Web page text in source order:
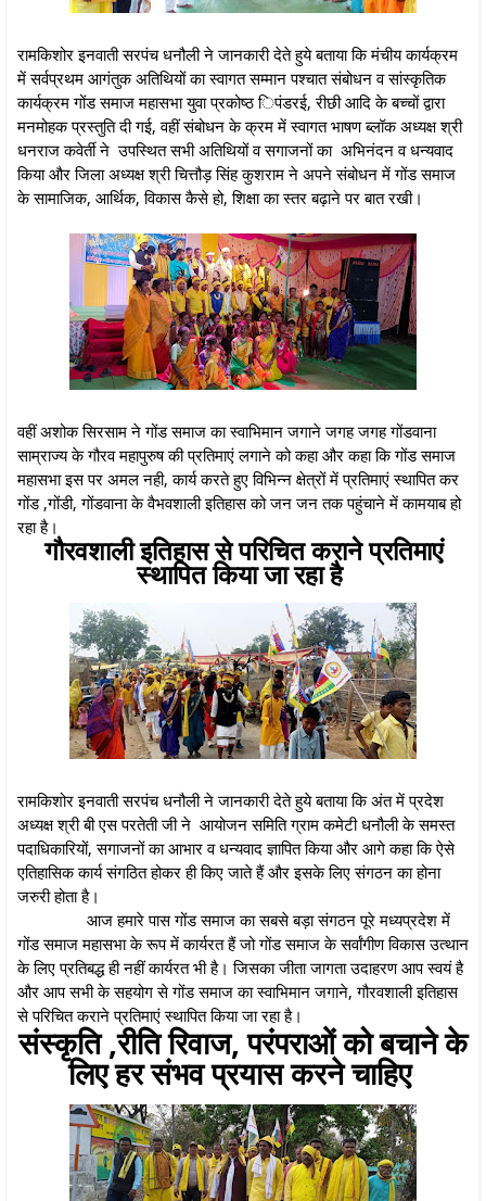
रामकिशोर इनवाती सरपंच धनौली ने जानकारी देते हुये बताया कि मंचीय कार्यक्रम
में सर्वप्रथम आगंतुक अतिथियों का स्वागत सम्मान पश्चात संबोधन व सांस्कृतिक
कार्यक्रम गोंड समाज महासभा युवा प्रकोष्ठ िपंडरई, रीछी आदि के बच्चों द्वारा
मनमोहक प्रस्तुति दी गई, वहीं संबोधन के क्रम में स्वागत भाषण ब्लॉक अध्यक्ष श्री
धनराज कवेर्ती ने उपस्थित सभी अतिथियों व सगाजनों का अभिनंदन व धन्यवाद
किया और जिला अध्यक्ष श्री चित्तौड़ सिंह कुशराम ने अपने संबोधन में गोंड समाज
के सामाजिक, आर्थिक, विकास कैसे हो, शिक्षा का स्तर बढ़ाने पर बात रखी।
वहीं अशोक सिरसाम ने गोंड समाज का स्वाभिमान जगाने जगह जगह गोंडवाना
साम्राज्य के गौरव महापुरुष की प्रतिमाएं लगाने को कहा और कहा कि गोंड समाज
महासभा इस पर अमल नही, कार्य करते हुए विभिन्न क्षेत्रों में प्रतिमाएं स्थापित कर
गोंड ,गोंडी, गोंडवाना के वैभवशाली इतिहास को जन जन तक पहुंचाने में कामयाब हो
रहा है।
गौरवशाली इतिहास से परिचित कराने प्रतिमाएं
स्थापित किया जा रहा है
रामकिशोर इनवाती सरपंच धनौली ने जानकारी देते हुये बताया कि अंत में प्रदेश
अध्यक्ष श्री बी एस परतेती जी ने आयोजन समिति ग्राम कमेटी धनौली के समस्त
पदाधिकारियों, सगाजनों का आभार व धन्यवाद ज्ञापित किया और आगे कहा कि ऐसे
एतिहासिक कार्य संगठित होकर ही किए जाते हैं और इसके लिए संगठन का होना
जरुरी होता है।
आज हमारे पास गोंड समाज का सबसे बड़ा संगठन पूरे मध्यप्रदेश में
गोंड समाज महासभा के रूप में कार्यरत हैं जो गोंड समाज के सर्वांगीण विकास उत्थान
के लिए प्रतिबद्ध ही नहीं कार्यरत भी है। जिसका जीता जागता उदाहरण आप स्वयं है
और आप सभी के सहयोग से गोंड समाज का स्वाभिमान जगाने, गौरवशाली इतिहास
से परिचित कराने प्रतिमाएं स्थापित किया जा रहा है।
संस्कृति ,रीति रिवाज, परंपराओं को बचाने के
लिए हर संभव प्रयास करने चाहिए